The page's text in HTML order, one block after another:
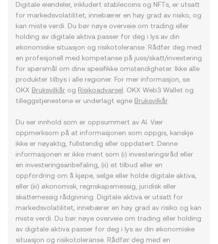
Digitale eiendeler, inkludert stablecoins og NFTs, er utsatt
for markedsvolatilitet, innebærer en høy grad av risiko, og
kan miste verdi. Du bør nøye overveie om trading eller
holding av digitale aktiva passer for deg i lys av din
økonomiske situasjon og risikotoleranse. Rådfør deg med
en profesjonell med kompetanse på juss/skatt/investering
for spørsmål om dine spesifikke omstendigheter. Ikke alle
produkter tilbys i alle regioner. For mer informasjon, se
OKX Bruksvilkår og Risikoadvarsel . OKX Web3 Wallet og
tilleggstjenestene er underlagt egne Bruksvilkår.
Du ser innhold som er oppsummert av AI. Vær
oppmerksom på at informasjonen som oppgis, kanskje
ikke er nøyaktig, fullstendig eller oppdatert. Denne
informasjonen er ikke ment som (i) investeringsråd eller
en investeringsanbefaling, (ii) et tilbud eller en
oppfordring om å kjøpe, selge eller holde digitale aktiva,
eller (iii) økonomisk, regnskapsmessig, juridisk eller
skattemessig rådgivning. Digitale aktiva er utsatt for
markedsvolatilitet, innebærer en høy grad av risiko og kan
miste verdi. Du bør nøye overveie om trading eller holding
av digitale aktiva passer for deg i lys av din økonomiske
situasjon og risikotoleranse. Rådfør deg med en